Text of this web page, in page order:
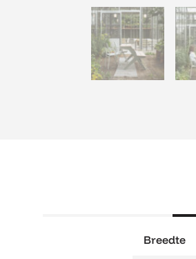
Breedte